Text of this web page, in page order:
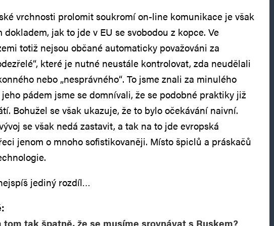
vrchnosti prolomit soukromí on-line komunikace je však
dokladem, jak to jde v EU se svobodou z kopce. Ve
totiž nejsou občané automaticky považováni za
které je nutné neustále kontrolovat, zda neudělali
nebo „nesprávného“. To jsme znali za minulého
pádem jsme se domnívali, že se podobné praktiky již
Bohužel se však ukazuje, že to bylo očekávání naivní.
se však nedá zastavit, a tak na to jde evropská
jenom o mnoho sofistikovaněji. Místo špiclů a práskačů
jediný rozdíl…
tom tak špatně, že se musíme srovnávat s Ruskem?